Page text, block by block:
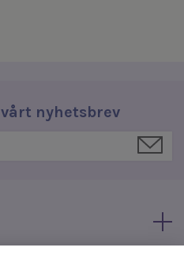
nyhetsbrev